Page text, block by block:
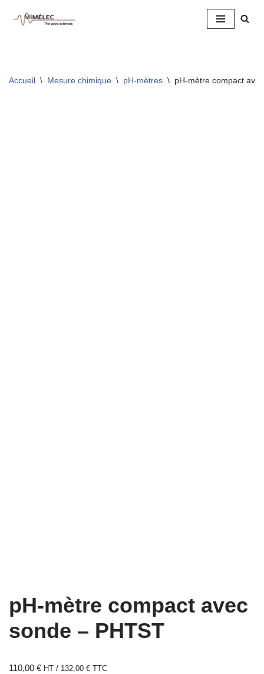
Accueil \ Mesure chimique \ pH-mètres \ pH-mètre compact
pH-mètre compact avec
sonde – PHTST
110,00 € HT / 132,00 € TTC